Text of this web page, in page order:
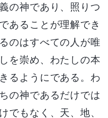
の神であり、照りつ
あることが理解でき
のはすべての人が唯
を崇め、わたしの本
るようにである。わ
の神であるだけでは
でもなく、天、地、